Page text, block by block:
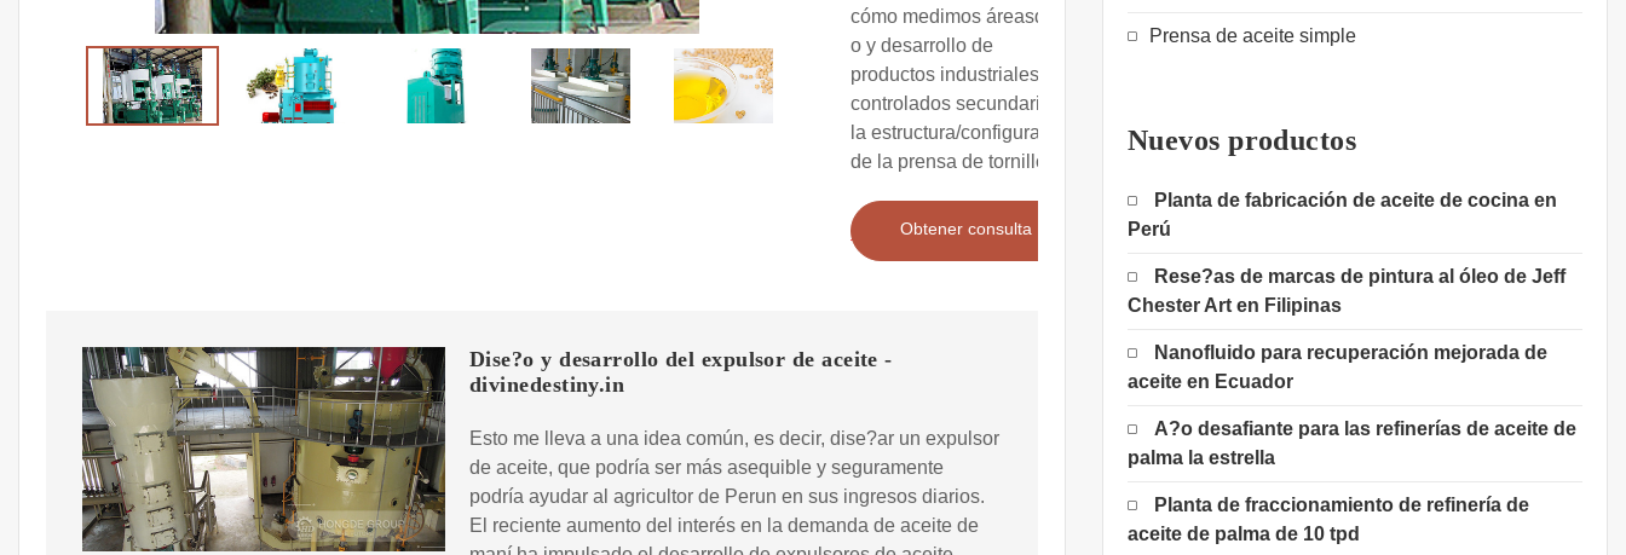
cómo medimos áreasdise?
o y desarrollo de
productos industriales
controlados secundarios,
la estructura/configuración
de la prensa de tornillo
Obtener consulta
Dise?o y desarrollo del expulsor de aceite -
divinedestiny.in
Esto me lleva a una idea común, es decir, dise?ar un expulsor
de aceite, que podría ser más asequible y seguramente
podría ayudar al agricultor de Perun en sus ingresos diarios.
El reciente aumento del interés en la demanda de aceite de
Prensa de aceite simple
Nuevos productos
Planta de fabricación de aceite de cocina en
Perú
Rese?as de marcas de pintura al óleo de Jeff
Chester Art en Filipinas
Nanofluido para recuperación mejorada de
aceite en Ecuador
A?o desafiante para las refinerías de aceite de
palma la estrella
Planta de fraccionamiento de refinería de
aceite de palma de 10 tpd